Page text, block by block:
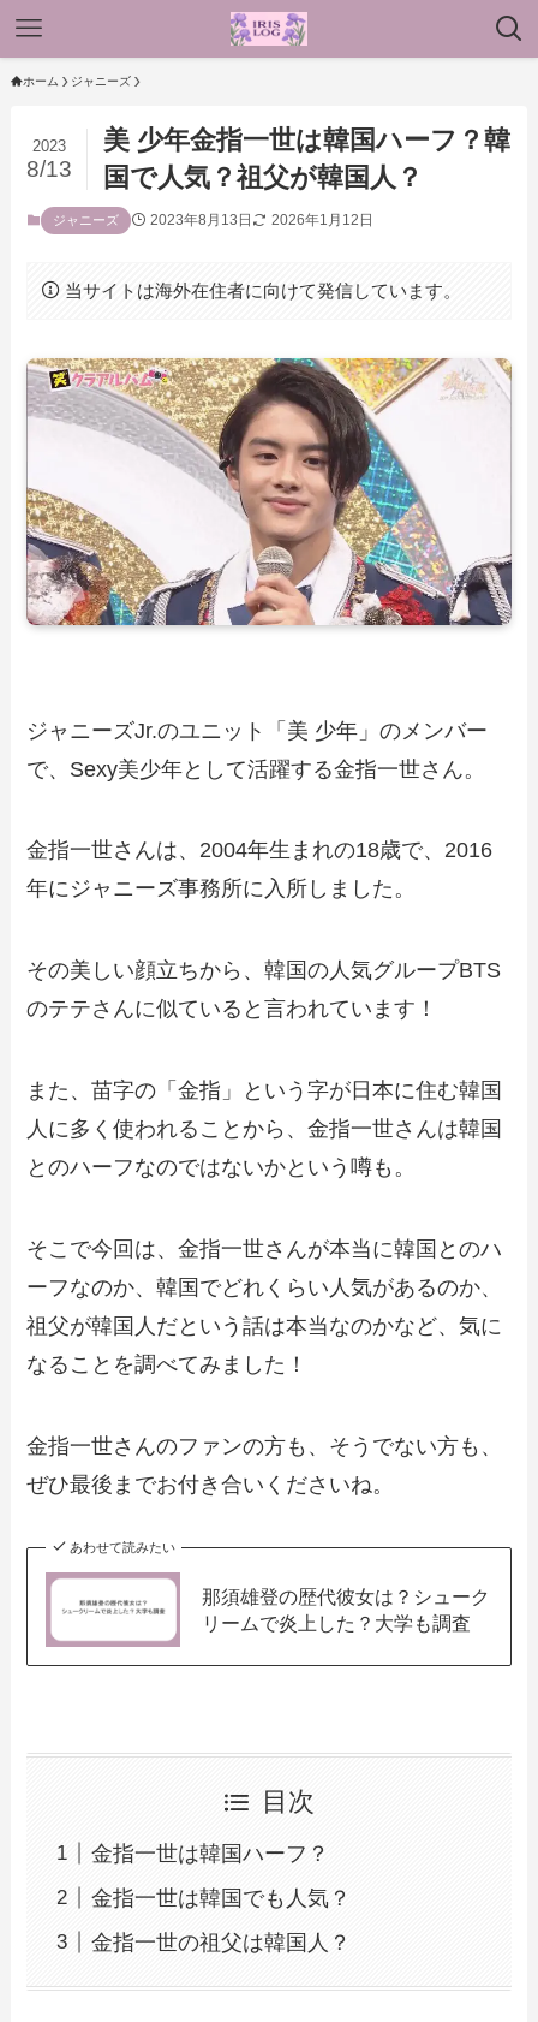
ホーム ジャニーズ
美 少年金指一世は韓国ハーフ？韓
国で人気？祖父が韓国人？
2023
8/13
ジャニーズ 2023年8月13日 2026年1月12日
当サイトは海外在住者に向けて発信しています。
ジャニーズJr.のユニット「美 少年」のメンバー
で、Sexy美少年として活躍する金指一世さん。
金指一世さんは、2004年生まれの18歳で、2016
年にジャニーズ事務所に入所しました。
その美しい顔立ちから、韓国の人気グループBTS
のテテさんに似ていると言われています！
また、苗字の「金指」という字が日本に住む韓国
人に多く使われることから、金指一世さんは韓国
とのハーフなのではないかという噂も。
そこで今回は、金指一世さんが本当に韓国とのハ
ーフなのか、韓国でどれくらい人気があるのか、
祖父が韓国人だという話は本当なのかなど、気に
なることを調べてみました！
金指一世さんのファンの方も、そうでない方も、
ぜひ最後までお付き合いくださいね。
あわせて読みたい
那須雄登の歴代彼女は？シューク
リームで炎上した？大学も調査
目次
金指一世は韓国ハーフ？
金指一世は韓国でも人気？
金指一世の祖父は韓国人？